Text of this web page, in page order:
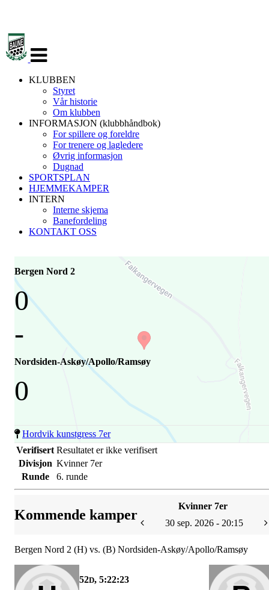
navigasjon
KLUBBEN
Styret
Vår historie
Om klubben
INFORMASJON (klubbhåndbok)
For spillere og foreldre
For trenere og lagledere
Øvrig informasjon
Dugnad
SPORTSPLAN
HJEMMEKAMPER
INTERN
Interne skjema
Banefordeling
KONTAKT OSS
Bergen Nord 2
0
-
Nordsiden-Askøy/Apollo/Ramsøy
0
Hordvik kunstgress 7er
Verifisert Resultatet er ikke verifisert
Divisjon Kvinner 7er
Runde
6. runde
Kommende kamper
Kvinner 7er
30 sep. 2026 - 20:15
Bergen Nord 2 (H) vs. (B) Nordsiden-Askøy/Apollo/Ramsøy
52D, 5:22:23